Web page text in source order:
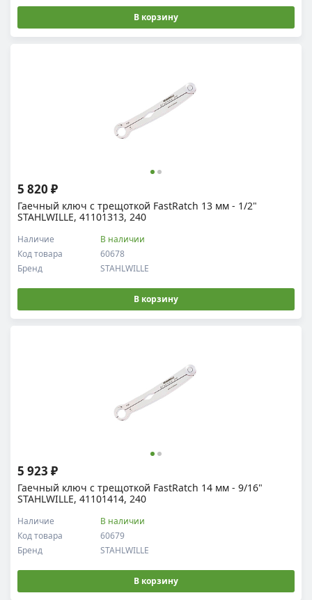
В корзину
Гаечный ключ с трещоткой FastRatch 13 мм - 1/2"
STAHLWILLE, 41101313, 240
Код товара 60678
Наличие В наличии
Бренд STAHLWILLE
5 820 ₽
В корзину
Гаечный ключ с трещоткой FastRatch 14 мм - 9/16"
STAHLWILLE, 41101414, 240
Код товара 60679
Наличие В наличии
Бренд STAHLWILLE
5 923 ₽
В корзину